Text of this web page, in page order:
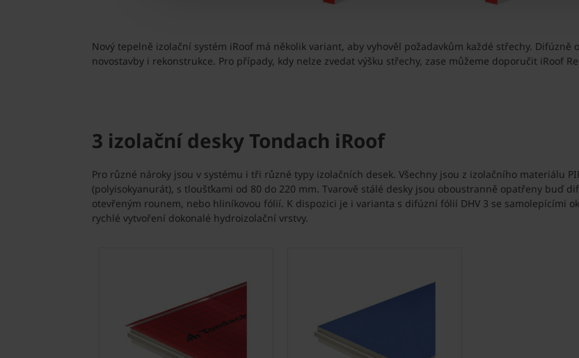
Nový tepelně izolační systém iRoof má několik variant, aby vyhověl požadavkům každé střechy. Difúzně
novostavby i rekonstrukce. Pro případy, kdy nelze zvedat výšku střechy, zase můžeme doporučit iRoof
3 izolační desky Tondach iRoof
Pro různé nároky jsou v systému i tři různé typy izolačních desek. Všechny jsou z izolačního materiálu
(polyisokyanurát), s tloušťkami od 80 do 220 mm. Tvarově stálé desky jsou oboustranně opatřeny buď
otevřeným rounem, nebo hliníkovou fólií. K dispozici je i varianta s difúzní fólií DHV 3 se samolepícími
rychlé vytvoření dokonalé hydroizolační vrstvy.